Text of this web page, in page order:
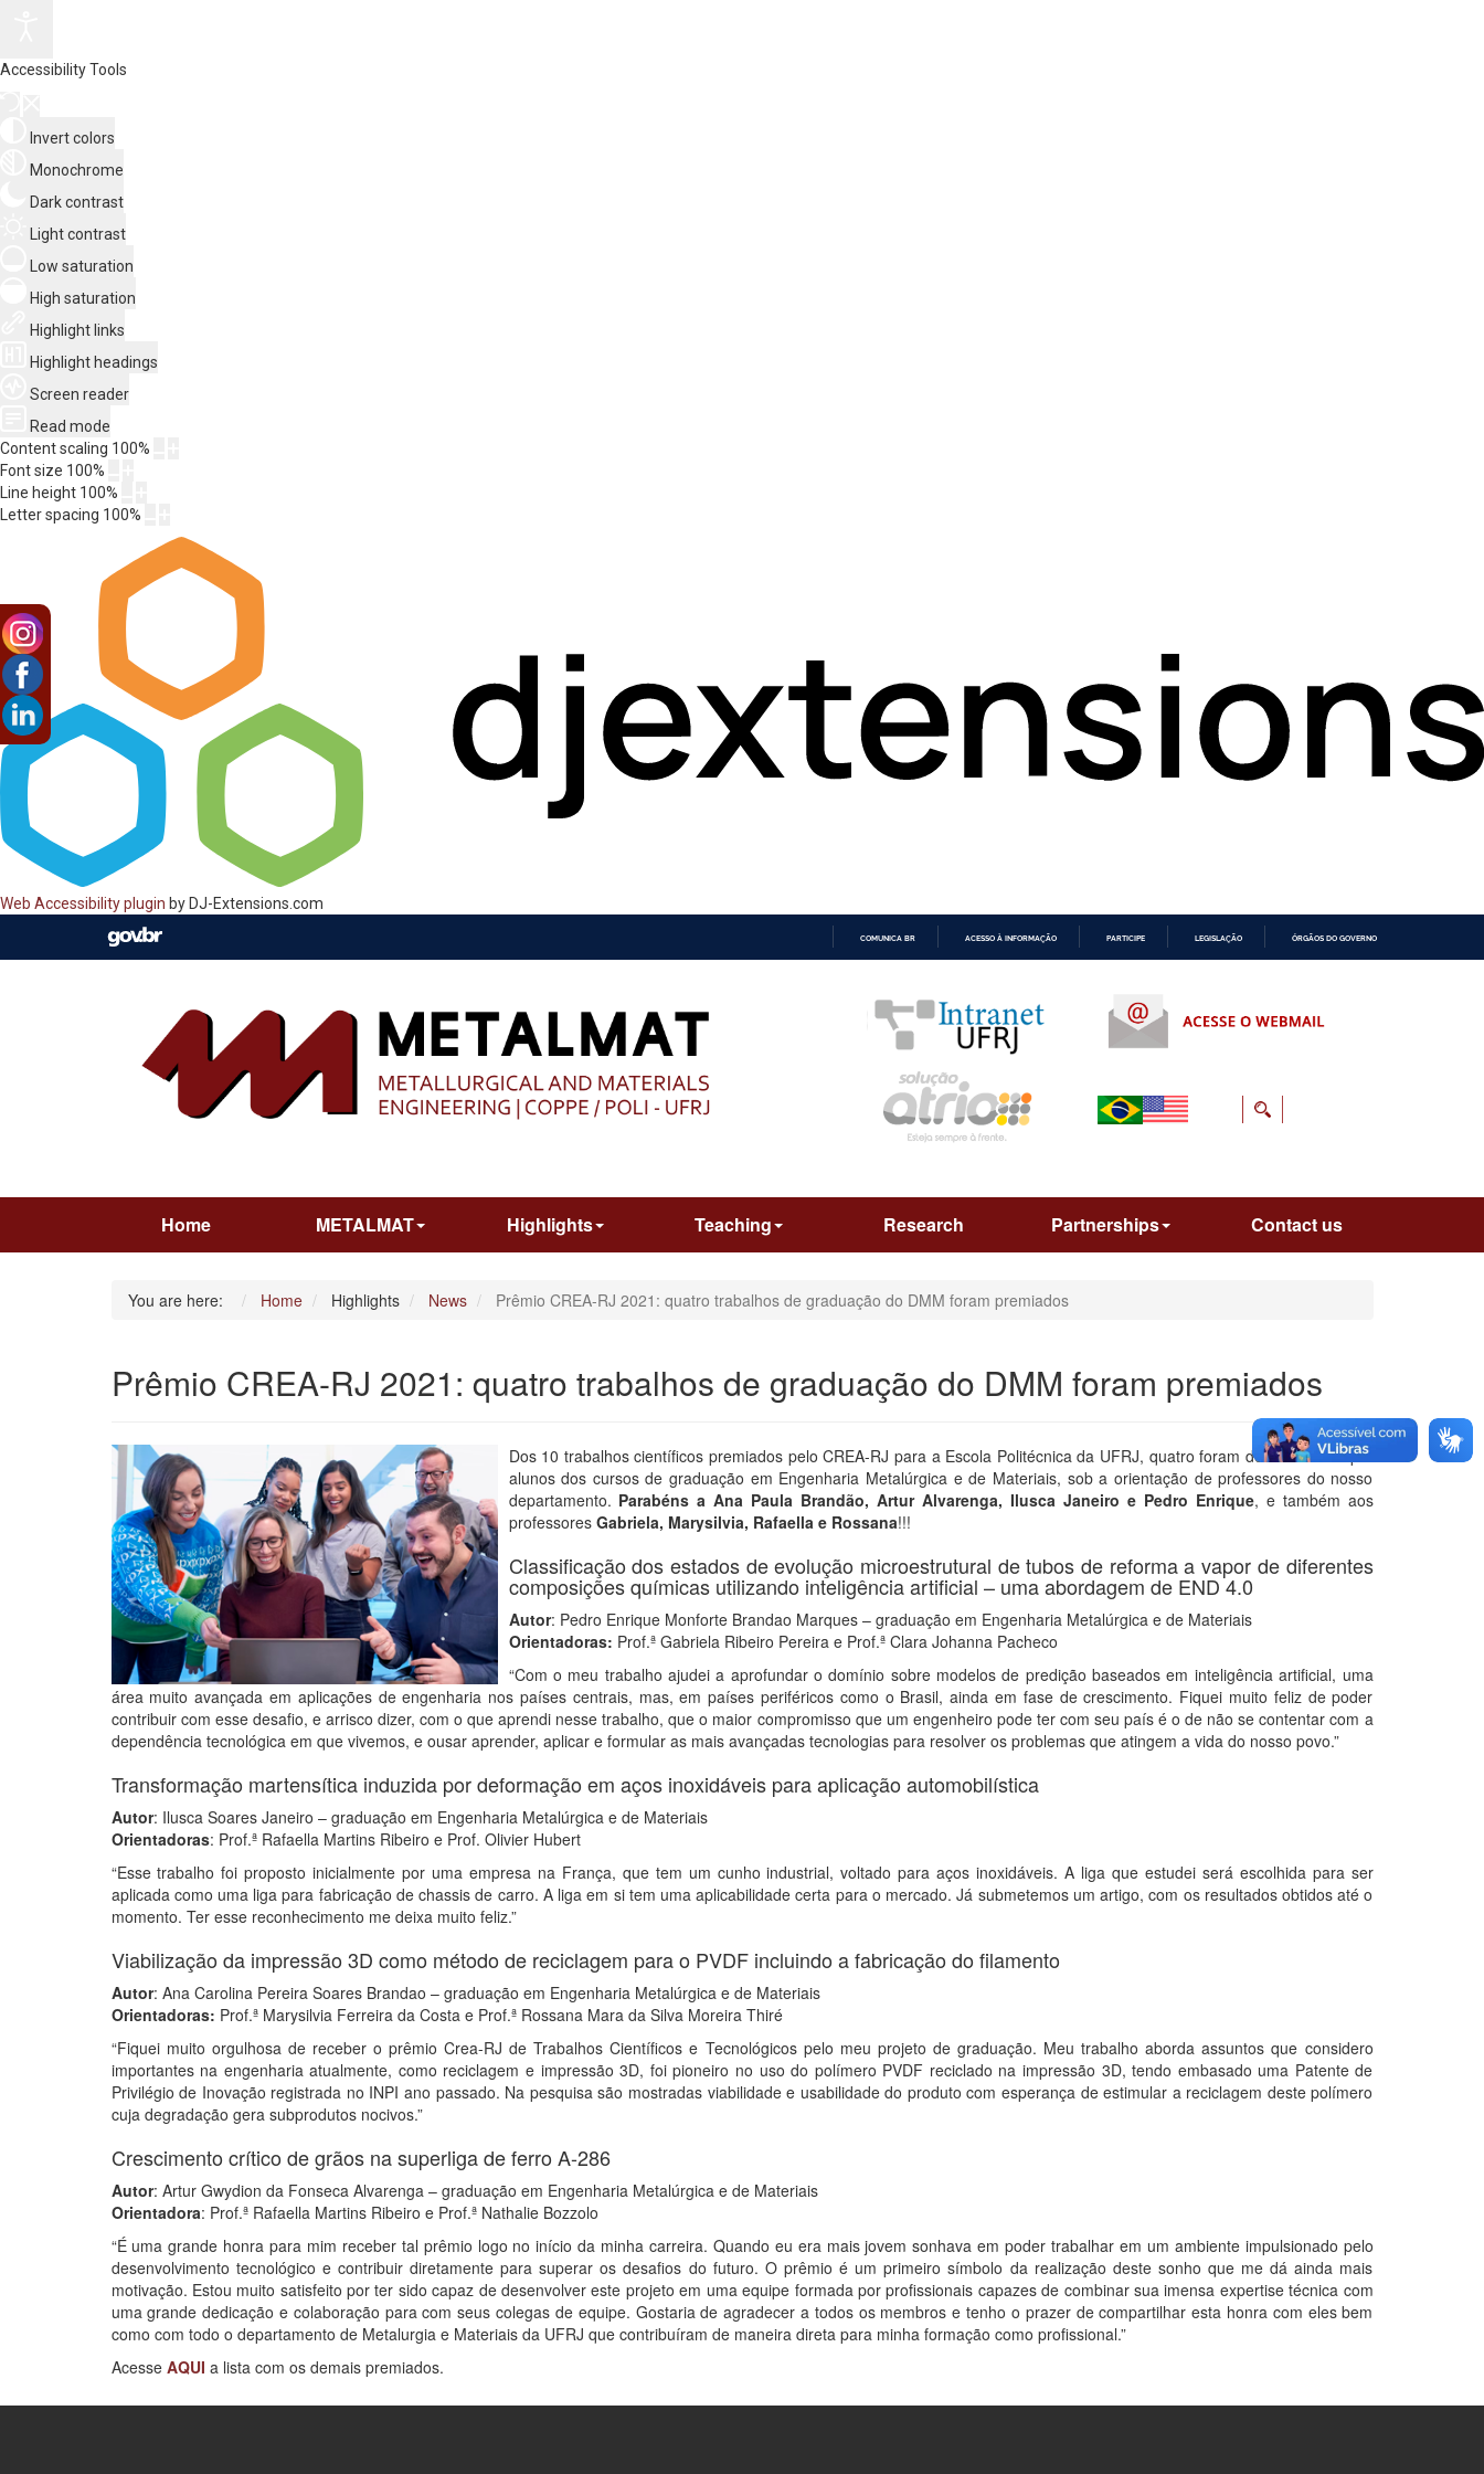
Accessibility Tools
Invert colors
Monochrome
Dark contrast
Light contrast
Low saturation
High saturation
Highlight links
Highlight headings
Screen reader
Read mode
Content scaling 100%
Font size 100%
Line height 100%
Letter spacing 100%
Web Accessibility plugin by DJ-Extensions.com
COMUNICA BR ACESSO À INFORMAÇÃO PARTICIPE LEGISLAÇÃO ÓRGÃOS DO GOVERNO
Home METALMAT Highlights Teaching Research Partnerships Contact us
You are here: Home Highlights News Prêmio CREA-RJ 2021: quatro trabalhos de graduação do DMM foram premiados
Prêmio CREA-RJ 2021: quatro trabalhos de graduação do DMM foram premiados
Dos 10 trabalhos científicos premiados pelo CREA-RJ para a Escola Politécnica da UFRJ, quatro foram desenvolvidos por
alunos dos cursos de graduação em Engenharia Metalúrgica e de Materiais, sob a orientação de professores do nosso
departamento. Parabéns a Ana Paula Brandão, Artur Alvarenga, Ilusca Janeiro e Pedro Enrique, e também aos
professoresGabriela, Marysilvia, Rafaella e Rossana!!!
Classificação dos estados de evolução microestrutural de tubos de reforma a vapor de diferentes
composições químicas utilizando inteligência artificial – uma abordagem de END 4.0
Autor: Pedro Enrique Monforte Brandao Marques – graduação em Engenharia Metalúrgica e de Materiais
Orientadoras: Prof.ª Gabriela Ribeiro Pereira e Prof.ª Clara Johanna Pacheco
“Com o meu trabalho ajudei a aprofundar o domínio sobre modelos de predição baseados em inteligência artificial, uma
área muito avançada em aplicações de engenharia nos países centrais, mas, em países periféricos como o Brasil, ainda em fase de crescimento. Fiquei muito feliz de poder
contribuir com esse desafio, e arrisco dizer, com o que aprendi nesse trabalho, que o maior compromisso que um engenheiro pode ter com seu país é o de não se contentar com a
dependência tecnológica em que vivemos, e ousar aprender, aplicar e formular as mais avançadas tecnologias para resolver os problemas que atingem a vida do nosso povo.”
Transformação martensítica induzida por deformação em aços inoxidáveis para aplicação automobilística
Autor: Ilusca Soares Janeiro – graduação em Engenharia Metalúrgica e de Materiais
Orientadoras: Prof.ª Rafaella Martins Ribeiro e Prof. Olivier Hubert
“Esse trabalho foi proposto inicialmente por uma empresa na França, que tem um cunho industrial, voltado para aços inoxidáveis. A liga que estudei será escolhida para ser
aplicada como uma liga para fabricação de chassis de carro. A liga em si tem uma aplicabilidade certa para o mercado. Já submetemos um artigo, com os resultados obtidos até o
momento. Ter esse reconhecimento me deixa muito feliz.”
Viabilização da impressão 3D como método de reciclagem para o PVDF incluindo a fabricação do filamento
Autor: Ana Carolina Pereira Soares Brandao – graduação em Engenharia Metalúrgica e de Materiais
Orientadoras: Prof.ª Marysilvia Ferreira da Costa e Prof.ª Rossana Mara da Silva Moreira Thiré
“Fiquei muito orgulhosa de receber o prêmio Crea-RJ de Trabalhos Científicos e Tecnológicos pelo meu projeto de graduação. Meu trabalho aborda assuntos que considero
importantes na engenharia atualmente, como reciclagem e impressão 3D, foi pioneiro no uso do polímero PVDF reciclado na impressão 3D, tendo embasado uma Patente de
Privilégio de Inovação registrada no INPI ano passado. Na pesquisa são mostradas viabilidade e usabilidade do produto com esperança de estimular a reciclagem deste polímero
cuja degradação gera subprodutos nocivos.”
Crescimento crítico de grãos na superliga de ferro A-286
Autor: Artur Gwydion da Fonseca Alvarenga – graduação em Engenharia Metalúrgica e de Materiais
Orientadora: Prof.ª Rafaella Martins Ribeiro e Prof.ª Nathalie Bozzolo
“É uma grande honra para mim receber tal prêmio logo no início da minha carreira. Quando eu era mais jovem sonhava em poder trabalhar em um ambiente impulsionado pelo
desenvolvimento tecnológico e contribuir diretamente para superar os desafios do futuro. O prêmio é um primeiro símbolo da realização deste sonho que me dá ainda mais
motivação. Estou muito satisfeito por ter sido capaz de desenvolver este projeto em uma equipe formada por profissionais capazes de combinar sua imensa expertise técnica com
uma grande dedicação e colaboração para com seus colegas de equipe. Gostaria de agradecer a todos os membros e tenho o prazer de compartilhar esta honra com eles bem
como com todo o departamento de Metalurgia e Materiais da UFRJ que contribuíram de maneira direta para minha formação como profissional.”
Acesse AQUI a lista com os demais premiados.